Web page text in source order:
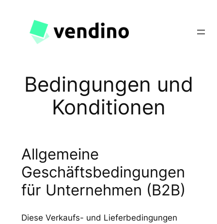
springen
Bedingungen und
Konditionen
Allgemeine
Geschäftsbedingungen
für Unternehmen (B2B)
Diese Verkaufs- und Lieferbedingungen